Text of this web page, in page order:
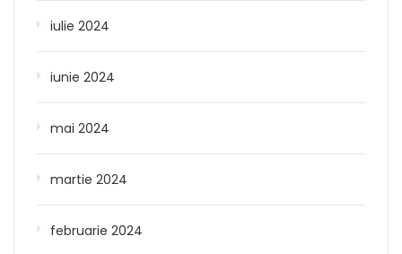
iulie 2024
iunie 2024
mai 2024
martie 2024
februarie 2024